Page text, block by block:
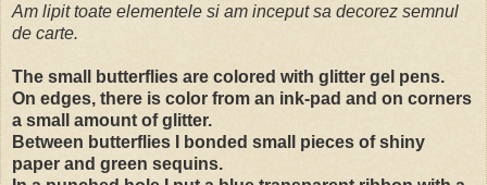
Am lipit toate elementele si am inceput sa decorez semnul
de carte.
The small butterflies are colored with glitter gel pens.
On edges, there is color from an ink-pad and on corners
a small amount of glitter.
Between butterflies I bonded small pieces of shiny
paper and green sequins.